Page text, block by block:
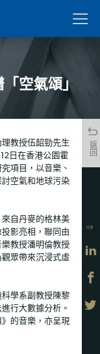
菜單
空氣頌」
返回
教授伍韶勁先生
日在香港公園霍
項目，以音樂、
空氣和地球污染
來自丹麥的格林美
影亮相，聯同由
教授潘明倫教授
眾帶來沉浸式虛
學系副教授陳黎
行大數據分析。
的音樂，亦呈現
分享